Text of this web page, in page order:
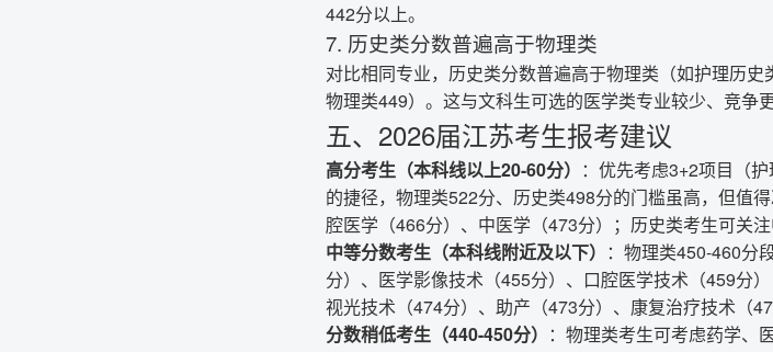
442分以上。
7. 历史类分数普遍高于物理类
对比相同专业，历史类分数普遍高于物理类（如护理历
物理类449）。这与文科生可选的医学类专业较少、竞争
五、2026届江苏考生报考建议
高分考生（本科线以上20-60分） ：优先考虑3+2项目（
的捷径，物理类522分、历史类498分的门槛虽高，但值
腔医学（466分）、中医学（473分）；历史类考生可关
中等分数考生（本科线附近及以下） ：物理类450-460分
分）、医学影像技术（455分）、口腔医学技术（459分
视光技术（474分）、助产（473分）、康复治疗技术（
分数稍低考生（440-450分） ：物理类考生可考虑药学、